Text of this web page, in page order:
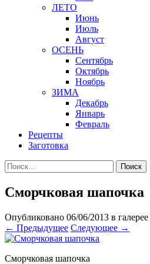
ЛЕТО
Июнь
Июль
Август
ОСЕНЬ
Сентябрь
Октябрь
Ноябрь
ЗИМА
Декабрь
Январь
Февраль
Рецепты
Заготовка
Найти:
Сморчковая шапочка
Опубликовано 06/06/2013 в галерее
← Предыдущее Следующее →
Сморчковая шапочка